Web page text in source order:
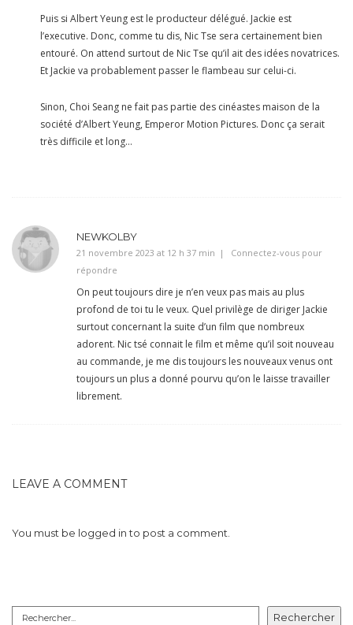
Puis si Albert Yeung est le producteur délégué. Jackie est
l’executive. Donc, comme tu dis, Nic Tse sera certainement bien
entouré. On attend surtout de Nic Tse qu’il ait des idées novatrices.
Et Jackie va probablement passer le flambeau sur celui-ci.
Sinon, Choi Seang ne fait pas partie des cinéastes maison de la
société d’Albert Yeung, Emperor Motion Pictures. Donc ça serait
très difficile et long…
NEWKOLBY
21 novembre 2023 at 12 h 37 min
Connectez-vous pour
répondre
On peut toujours dire je n’en veux pas mais au plus
profond de toi tu le veux. Quel privilège de diriger Jackie
surtout concernant la suite d’un film que nombreux
adorent. Nic tsé connait le film et même qu’il soit nouveau
au commande, je me dis toujours les nouveaux venus ont
toujours un plus a donné pourvu qu’on le laisse travailler
librement.
LEAVE A COMMENT
You must be logged into post a comment.
Rechercher
Rechercher